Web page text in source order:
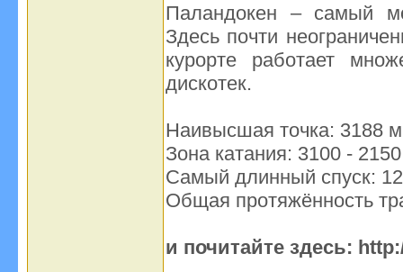
Паландокен – самый
Здесь почти
курорте работает
дискотек.
Наивысшая точка: 3188
Зона катания: 3100 -
Самый длинный спуск:
Общая протяжённость
и почитайте здесь: